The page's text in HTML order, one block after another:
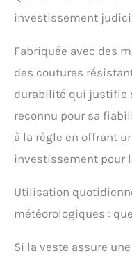
investissement
Fabriquée avec des
des coutures
durabilité qui justifie
reconnu pour sa
à la règle en offrant
investissement pour
Utilisation
météorologiques :
Si la veste assure